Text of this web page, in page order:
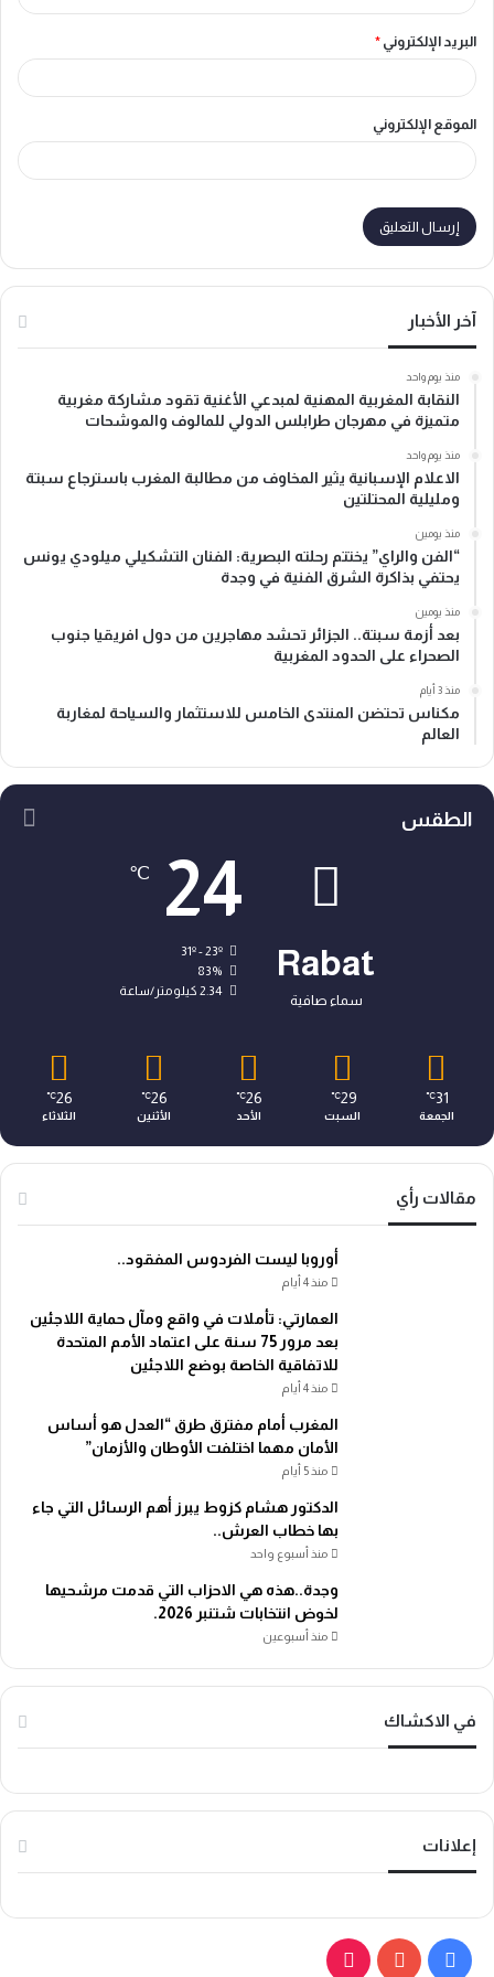
البريد الإلكتروني *
الموقع الإلكتروني
آخر الأخبار
منذ يوم واحد
النقابة المغربية المهنية لمبدعي الأغنية تقود مشاركة مغربية
متميزة في مهرجان طرابلس الدولي للمالوف والموشحات
منذ يوم واحد
الاعلام الإسبانية يثير المخاوف من مطالبة المغرب باسترجاع سبتة
ومليلية المحتلتين
منذ يومين
“الفن والراي” يختتم رحلته البصرية: الفنان التشكيلي ميلودي يونس
يحتفي بذاكرة الشرق الفنية في وجدة
منذ يومين
بعد أزمة سبتة.. الجزائر تحشد مهاجرين من دول افريقيا جنوب
الصحراء على الحدود المغربية
منذ 3 أيام
مكناس تحتضن المنتدى الخامس للاستثمار والسياحة لمغاربة
العالم
الطقس
Rabat
سماء صافية
24
℃
83%
2.34 كيلومتر/ساعة
31
℃
الجمعة
29
℃
السبت
26
℃
الأحد
26
℃
الأثنين
26
℃
الثلاثاء
مقالات رأي
أوروبا ليست الفردوس المفقود..
منذ 4 أيام
العمارتي: تأملات في واقع ومآل حماية اللاجئين
بعد مرور 75 سنة على اعتماد الأمم المتحدة
للاتفاقية الخاصة بوضع اللاجئين
منذ 4 أيام
المغرب أمام مفترق طرق “العدل هو أساس
الأمان مهما اختلفت الأوطان والأزمان”
منذ 5 أيام
الدكتور هشام كزوط يبرز أهم الرسائل التي جاء
بها خطاب العرش..
منذ أسبوع واحد
وجدة..هذه هي الاحزاب التي قدمت مرشحيها
لخوض انتخابات شتنبر 2026.
منذ أسبوعين
في الاكشاك
إعلانات